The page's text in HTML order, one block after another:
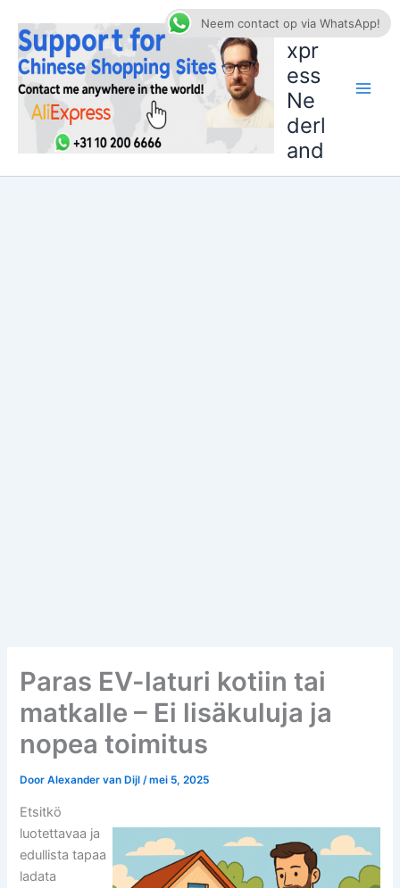
naar
inhoud
AliE
xpr
ess
Ne
derl
and
Paras EV-laturi kotiin tai
matkalle – Ei lisäkuluja ja
nopea toimitus
DoorAlexander van Dijl/mei 5, 2025
Etsitkö
luotettavaa ja
edullista tapaa
ladata
Neem contact op via WhatsApp!